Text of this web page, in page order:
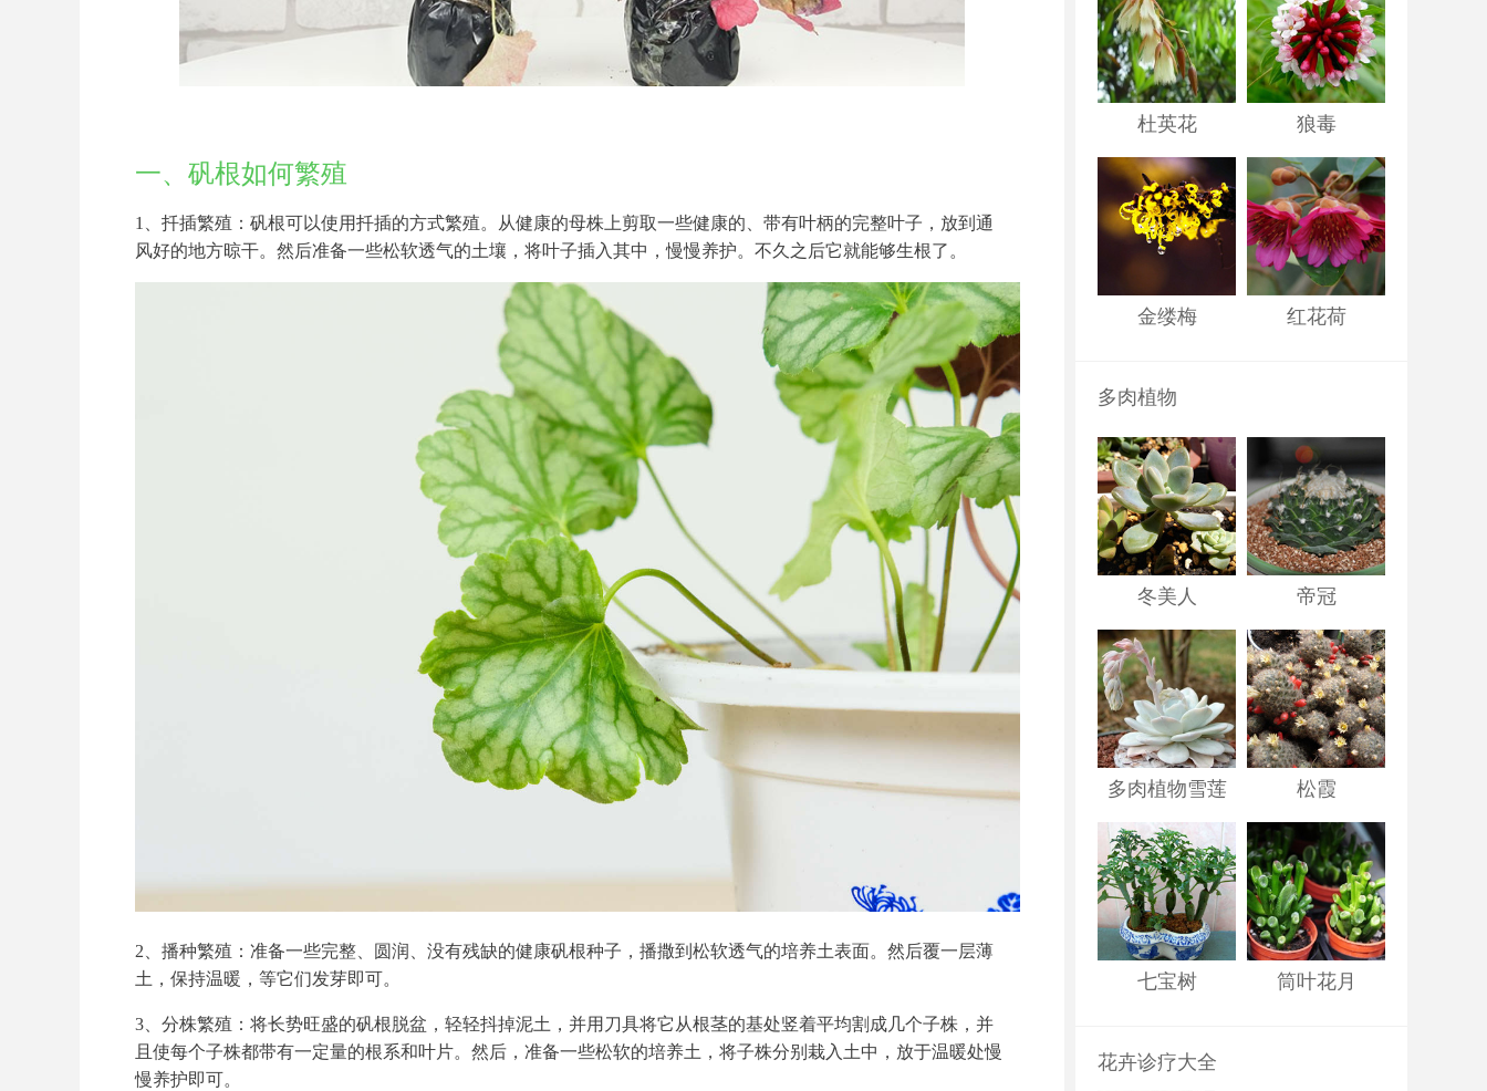
一、矾根如何繁殖
1、扦插繁殖：矾根可以使用扦插的方式繁殖。从健康的母株上剪取一些健康的、带有叶柄的完整叶子，放到通
风好的地方晾干。然后准备一些松软透气的土壤，将叶子插入其中，慢慢养护。不久之后它就能够生根了。
2、播种繁殖：准备一些完整、圆润、没有残缺的健康矾根种子，播撒到松软透气的培养土表面。然后覆一层薄
土，保持温暖，等它们发芽即可。
3、分株繁殖：将长势旺盛的矾根脱盆，轻轻抖掉泥土，并用刀具将它从根茎的基处竖着平均割成几个子株，并
且使每个子株都带有一定量的根系和叶片。然后，准备一些松软的培养土，将子株分别栽入土中，放于温暖处慢
慢养护即可。
杜英花 狼毒
金缕梅 红花荷
多肉植物
冬美人 帝冠
多肉植物雪莲 松霞
七宝树 筒叶花月
花卉诊疗大全